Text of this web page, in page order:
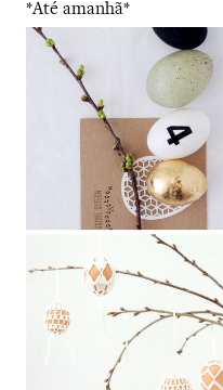
*Até amanhã*